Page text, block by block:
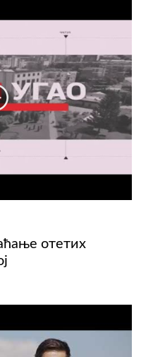
отетих